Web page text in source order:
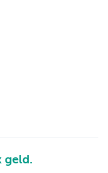
geld.